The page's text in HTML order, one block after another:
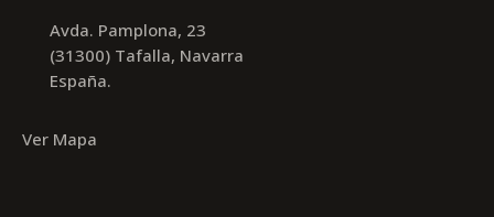
Avda. Pamplona, 23
(31300) Tafalla, Navarra
España.
Ver Mapa